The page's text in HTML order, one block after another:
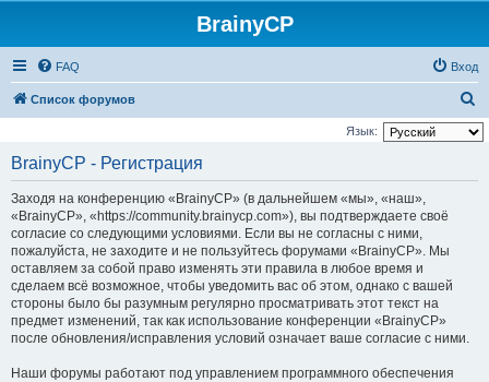
BrainyCP
FAQ Вход
Список форумов
о
Язык:
BrainyCP - Регистрация
Заходя на конференцию «BrainyCP» (в дальнейшем «мы», «наш»,
«BrainyCP», «https://community.brainycp.com»), вы подтверждаете своё
согласие со следующими условиями. Если вы не согласны с ними,
пожалуйста, не заходите и не пользуйтесь форумами «BrainyCP». Мы
оставляем за собой право изменять эти правила в любое время и
сделаем всё возможное, чтобы уведомить вас об этом, однако с вашей
стороны было бы разумным регулярно просматривать этот текст на
предмет изменений, так как использование конференции «BrainyCP»
после обновления/исправления условий означает ваше согласие с ними.
Наши форумы работают под управлением программного обеспечения